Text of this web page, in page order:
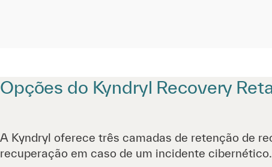
Opções do Kyndryl Recovery
A Kyndryl oferece três camadas de retenção de
recuperação em caso de um incidente cibernético.